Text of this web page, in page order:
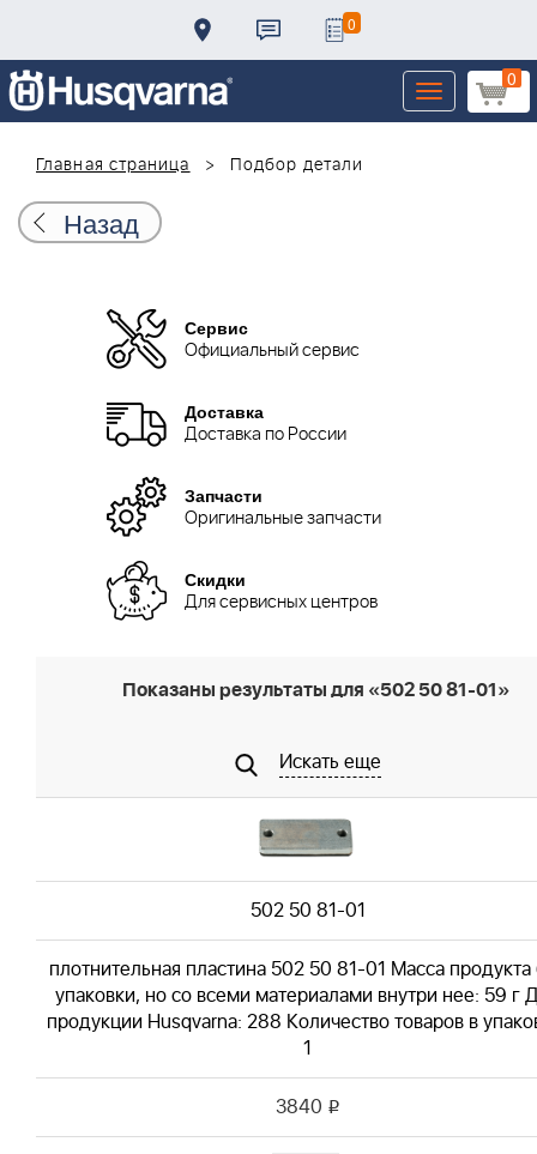
0
0
Toggle
navigation
Главная страница
Подбор детали
Назад
Сервис
Официальный сервис
Доставка
Доставка по России
Запчасти
Оригинальные запчасти
Скидки
Для сервисных центров
Показаны результаты для «502 50 81-01»
Искать еще
502 50 81-01
плотнительная пластина 502 50 81-01 Масса продукта
упаковки, но со всеми материалами внутри нее: 59 г
продукции Husqvarna: 288 Количество товаров в
1
3840 i